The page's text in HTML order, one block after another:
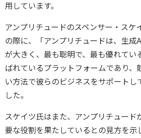
用しています。
アンプリチュードのスペンサー・スケ
の際に、「アンプリチュードは、生成
が大きく、最も聡明で、最も優れてい
ばれているプラットフォームであり、
い方法で彼らのビジネスをサポートし
した。
スケイツ氏はまた、アンプリチュード
要な役割を果たしているとの見方を示